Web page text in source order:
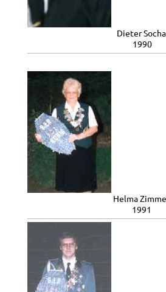
Dieter Socha
1990
Helma
1991